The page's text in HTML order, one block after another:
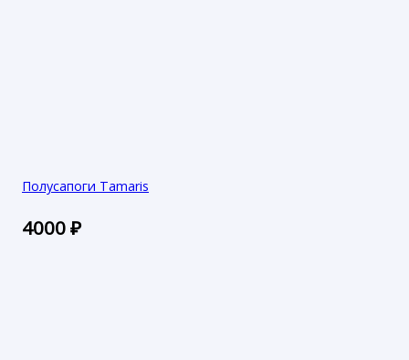
Полусапоги Tamaris
4000₽